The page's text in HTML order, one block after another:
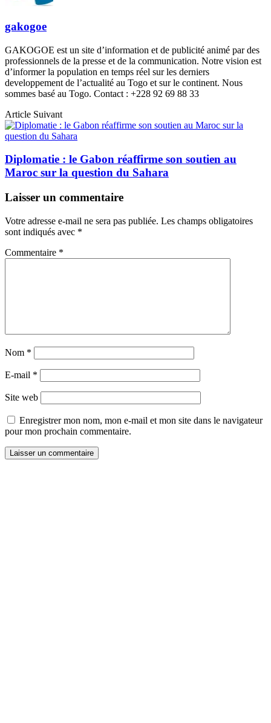
gakogoe
GAKOGOE est un site d’information et de publicité animé par des
professionnels de la presse et de la communication. Notre vision est
d’informer la population en temps réel sur les derniers
developpement de l’actualité au Togo et sur le continent. Nous
sommes basé au Togo. Contact : +228 92 69 88 33
Article Suivant
Diplomatie : le Gabon réaffirme son soutien au
Maroc sur la question du Sahara
Laisser un commentaire
Votre adresse e-mail ne sera pas publiée. Les champs obligatoires
sont indiqués avec *
Commentaire *
Nom *
E-mail *
Site web
Enregistrer mon nom, mon e-mail et mon site dans le navigateur
pour mon prochain commentaire.